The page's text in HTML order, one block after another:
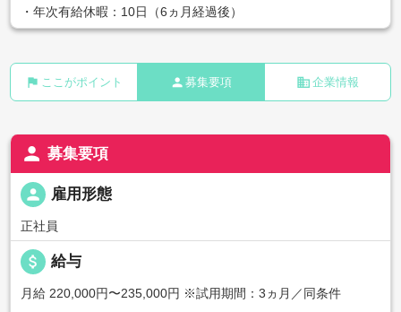
・年次有給休暇：10日（6ヵ月経過後）
flag ここがポイント person 募集要項 business 企業情報
person 募集要項
person 雇用形態
正社員
attach_money 給与
月給 220,000円〜235,000円 ※試用期間：3ヵ月／同条件